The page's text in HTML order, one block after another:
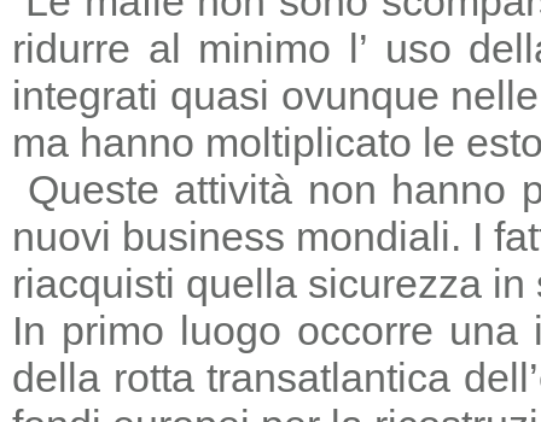
ridurre al minimo l’ uso
integrati quasi ovunque
ma hanno moltiplicato le
Queste attività non hanno
nuovi business mondiali. I
riacquisti quella sicurezza
In primo luogo occorre
della rotta transatlantica